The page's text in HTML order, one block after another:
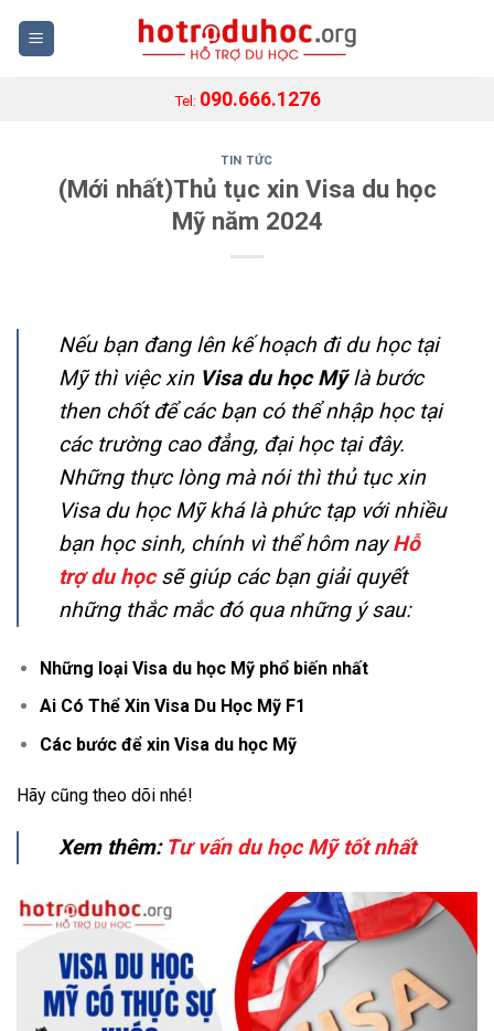
Tel: 090.666.1276
TIN TỨC
(Mới nhất)Thủ tục xin Visa du học
Mỹ năm 2024
Nếu bạn đang lên kế hoạch đi du học tại
Mỹ thì việc xin Visa du học Mỹlà bước
then chốt để các bạn có thể nhập học tại
các trường cao đẳng, đại học tại đây.
Những thực lòng mà nói thì thủ tục xin
Visa du học Mỹ khá là phức tạp với nhiều
bạn học sinh, chính vì thể hôm nayHỗ
trợ du họcsẽ giúp các bạn giải quyết
những thắc mắc đó qua những ý sau:
Những loại Visa du học Mỹ phổ biến nhất
Ai Có Thể Xin Visa Du Học Mỹ F1
Các bước để xin Visa du học Mỹ
Hãy cũng theo dõi nhé!
Xem thêm: Tư vấn du học Mỹ tốt nhất